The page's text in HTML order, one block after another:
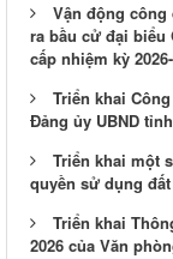
Vận động
ra bầu cử đại biểu
cấp nhiệm kỳ
Triển khai
Đảng ủy UBND tỉnh
Triển khai một
quyền sử dụng đất
Triển khai
2026 của Văn